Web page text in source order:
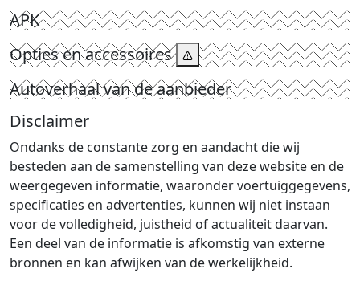
APK
Opties en accessoires
Autoverhaal van de aanbieder
Disclaimer
Ondanks de constante zorg en aandacht die wij
besteden aan de samenstelling van deze website en de
weergegeven informatie, waaronder voertuiggegevens,
specificaties en advertenties, kunnen wij niet instaan
voor de volledigheid, juistheid of actualiteit daarvan.
Een deel van de informatie is afkomstig van externe
bronnen en kan afwijken van de werkelijkheid.